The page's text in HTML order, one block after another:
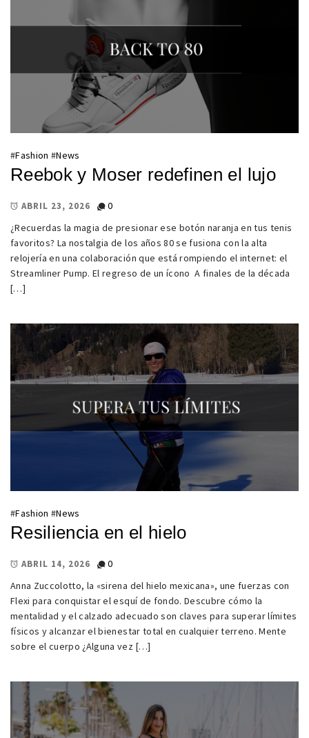
#Fashion #News
Reebok y Moser redefinen el lujo
ABRIL 23, 2026
0
¿Recuerdas la magia de presionar ese botón naranja en tus tenis
favoritos? La nostalgia de los años 80 se fusiona con la alta
relojería en una colaboración que está rompiendo el internet: el
Streamliner Pump. El regreso de un ícono A finales de la década
[…]
#Fashion #News
Resiliencia en el hielo
ABRIL 14, 2026
0
Anna Zuccolotto, la «sirena del hielo mexicana», une fuerzas con
Flexi para conquistar el esquí de fondo. Descubre cómo la
mentalidad y el calzado adecuado son claves para superar límites
físicos y alcanzar el bienestar total en cualquier terreno. Mente
sobre el cuerpo ¿Alguna vez […]